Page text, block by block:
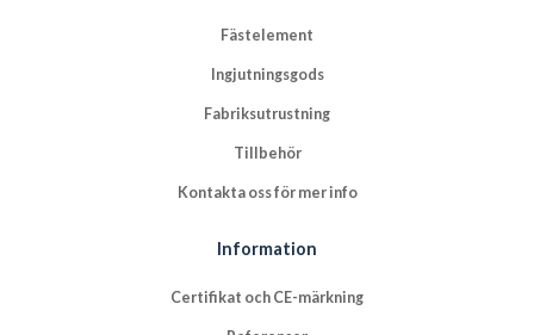
Fästelement
Ingjutningsgods
Fabriksutrustning
Tillbehör
Kontakta oss för mer info
Information
Certifikat och CE-märkning